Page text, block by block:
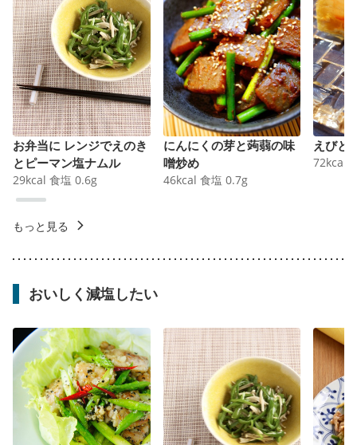
お弁当に レンジでえのき
とピーマン塩ナムル
29kcal 食塩 0.6g
にんにくの芽と蒟蒻の味
噌炒め
46kcal 食塩 0.7g
えびと
72kcal
もっと見る
おいしく減塩したい